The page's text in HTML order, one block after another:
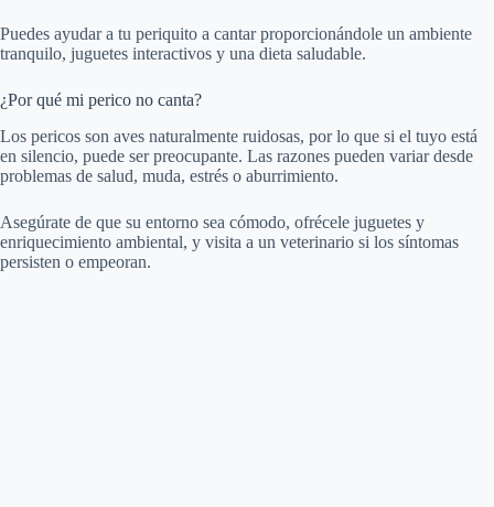
Puedes ayudar a tu periquito a cantar proporcionándole un ambiente
tranquilo, juguetes interactivos y una dieta saludable.
¿Por qué mi perico no canta?
Los pericos son aves naturalmente ruidosas, por lo que si el tuyo está
en silencio, puede ser preocupante. Las razones pueden variar desde
problemas de salud, muda, estrés o aburrimiento.
Asegúrate de que su entorno sea cómodo, ofrécele juguetes y
enriquecimiento ambiental, y visita a un veterinario si los síntomas
persisten o empeoran.